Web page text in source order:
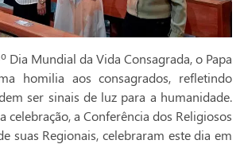
Dia Mundial da Vida Consagrada, o Papa
homilia aos consagrados, refletindo
ser sinais de luz para a humanidade.
celebração, a Conferência dos Religiosos
suas Regionais, celebraram este dia em